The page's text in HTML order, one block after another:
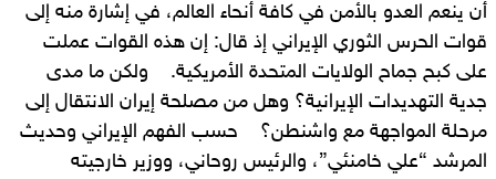
أن ينعم العدو بالأمن في كافة أنحاء العالم، في إشارة منه إلى
قوات الحرس الثوري الإيراني إذ قال: إن هذه القوات عملت
على كبح جماح الولايات المتحدة الأمريكية. ولكن ما مدى
جدية التهديدات الإيرانية؟ وهل من مصلحة إيران الانتقال إلى
مرحلة المواجهة مع واشنطن؟ حسب الفهم الإيراني وحديث
المرشد “علي خامنئي”، والرئيس روحاني، ووزير خارجيته